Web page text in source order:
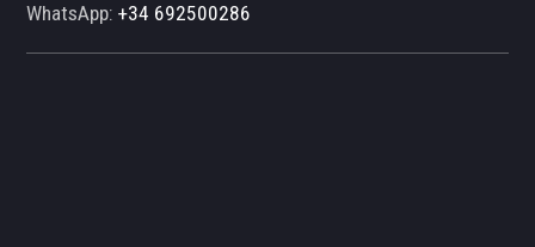
WhatsApp:+34 692500286